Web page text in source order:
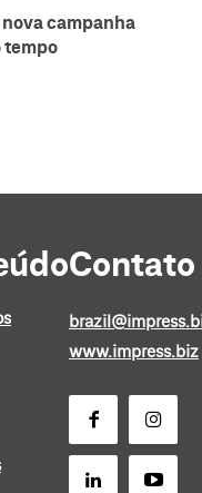
nova campanha
tempo
Contato
www.impress.biz